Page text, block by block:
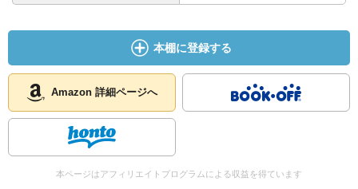
本棚に登録する
Amazon 詳細ページへ
本ページはアフィリエイトプログラムによる収益を得ています